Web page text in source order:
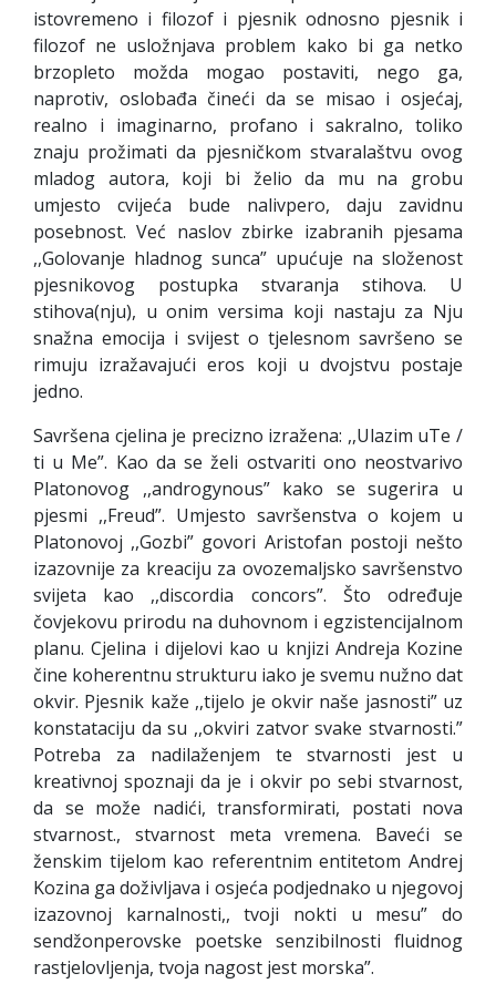
istovremeno i filozof i pjesnik odnosno pjesnik i
filozof ne usložnjava problem kako bi ga netko
brzopleto možda mogao postaviti, nego ga,
naprotiv, oslobađa čineći da se misao i osjećaj,
realno i imaginarno, profano i sakralno, toliko
znaju prožimati da pjesničkom stvaralaštvu ovog
mladog autora, koji bi želio da mu na grobu
umjesto cvijeća bude nalivpero, daju zavidnu
posebnost. Već naslov zbirke izabranih pjesama
,,Golovanje hladnog sunca” upućuje na složenost
pjesnikovog postupka stvaranja stihova. U
stihova(nju), u onim versima koji nastaju za Nju
snažna emocija i svijest o tjelesnom savršeno se
rimuju izražavajući eros koji u dvojstvu postaje
jedno.
Savršena cjelina je precizno izražena: ,,Ulazim uTe /
ti u Me”. Kao da se želi ostvariti ono neostvarivo
Platonovog ,,androgynous” kako se sugerira u
pjesmi ,,Freud”. Umjesto savršenstva o kojem u
Platonovoj ,,Gozbi” govori Aristofan postoji nešto
izazovnije za kreaciju za ovozemaljsko savršenstvo
svijeta kao ,,discordia concors”. Što određuje
čovjekovu prirodu na duhovnom i egzistencijalnom
planu. Cjelina i dijelovi kao u knjizi Andreja Kozine
čine koherentnu strukturu iako je svemu nužno dat
okvir. Pjesnik kaže ,,tijelo je okvir naše jasnosti” uz
konstataciju da su ,,okviri zatvor svake stvarnosti.”
Potreba za nadilaženjem te stvarnosti jest u
kreativnoj spoznaji da je i okvir po sebi stvarnost,
da se može nadići, transformirati, postati nova
stvarnost., stvarnost meta vremena. Baveći se
ženskim tijelom kao referentnim entitetom Andrej
Kozina ga doživljava i osjeća podjednako u njegovoj
izazovnoj karnalnosti,, tvoji nokti u mesu” do
sendžonperovske poetske senzibilnosti fluidnog
rastjelovljenja, tvoja nagost jest morska”.